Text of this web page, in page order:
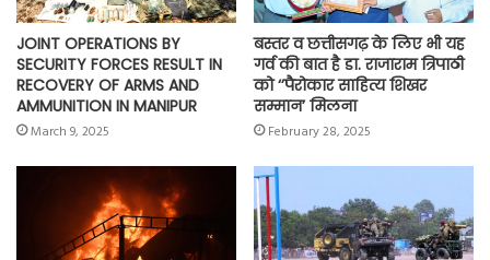
JOINT OPERATIONS BY
SECURITY FORCES RESULT IN
RECOVERY OF ARMS AND
AMMUNITION IN MANIPUR
March 9, 2025
बस्तर व छत्तीसगढ़ के लिए भी यह
गर्व की बात है डा. राजाराम त्रिपाठी
को ‘’पैरोकार साहित्य शिखर
सम्मान’ मिलना
February 28, 2025